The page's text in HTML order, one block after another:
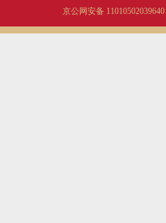
京公网安备 11010502039640